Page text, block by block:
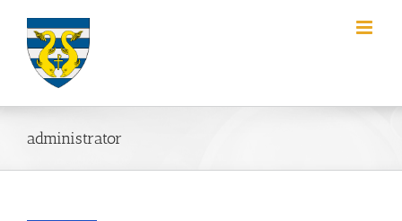
content
administrator